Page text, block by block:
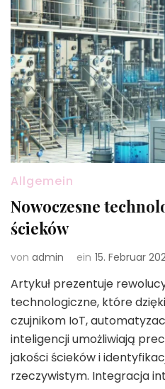
Allgemein
Nowoczesne
ścieków
von admin ein 15. Februar
Artykuł prezentuje
technologiczne, które
czujnikom IoT,
inteligencji umożliwiają
jakości ścieków i
rzeczywistym. Integracja